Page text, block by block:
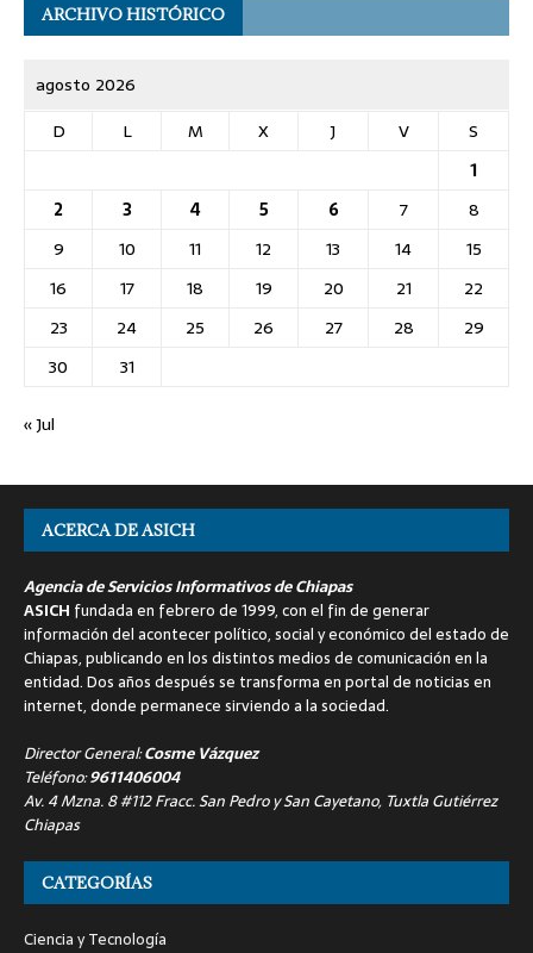
ARCHIVO HISTÓRICO
agosto 2026
D
L M X J V
S
1
2
3 4 5 6 7
8
9
10 11 12 13 14
15
16
17 18 19 20 21
22
23
24 25 26 27 28
29
30
31
« Jul
ACERCA DE ASICH
Agencia de Servicios Informativos de Chiapas
ASICH fundada en febrero de 1999, con el fin de generar
información del acontecer político, social y económico del estado de
Chiapas, publicando en los distintos medios de comunicación en la
entidad. Dos años después se transforma en portal de noticias en
internet, donde permanece sirviendo a la sociedad.
Director General:Cosme Vázquez
Teléfono:9611406004
Av. 4 Mzna. 8 #112 Fracc. San Pedro y San Cayetano, Tuxtla Gutiérrez
Chiapas
CATEGORÍAS
Ciencia y Tecnología